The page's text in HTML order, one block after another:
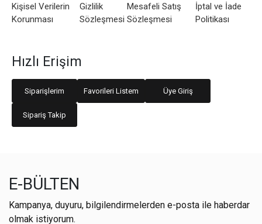
Kişisel Verilerin
Korunması
Gizlilik
Sözleşmesi
Mesafeli Satış
Sözleşmesi
İptal ve İade
Politikası
Hızlı Erişim
Siparişlerim Favorileri Listem Üye Giriş
Sipariş Takip
E-BÜLTEN
Kampanya, duyuru, bilgilendirmelerden e-posta ile haberdar
olmak istiyorum.